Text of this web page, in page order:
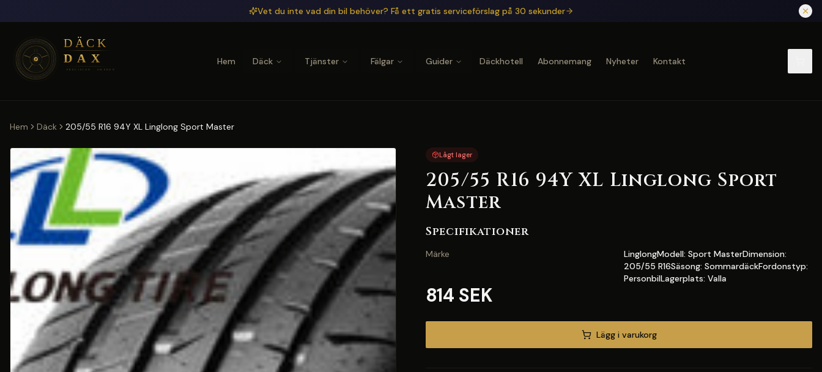
Vet du inte vad din bil behöver? Få ett gratis serviceförslag på 30 sekunder
Hem Däck Tjänster Fälgar Guider Däckhotell Abonnemang Nyheter Kontakt
Hem Däck 205/55 R16 94Y XL Linglong Sport Master
Lågt lager
205/55 R16 94Y XL Linglong Sport
Master
Specifikationer
Märke
LinglongModell: Sport MasterDimension:
205/55 R16Säsong: SommardäckFordonstyp:
PersonbilLagerplats: Valla
814 SEK
Lägg i varukorg